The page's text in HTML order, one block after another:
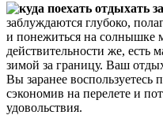
заблуждаются глубоко,
и понежиться на солнышке
действительности же, есть
зимой за границу. Ваш
Вы заранее воспользуетесь
сэкономив на перелете и
удовольствия.